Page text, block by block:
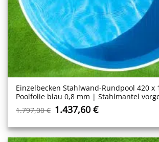
Einzelbecken Stahl­wand-Rundpool 420 x
Poolfolie blau 0,8 mm | Stahlmantel
1.797,00€ Ursprünglicher
war:
1.797,00 €
1.437,60€Aktueller
ist:
1.437,60 €.